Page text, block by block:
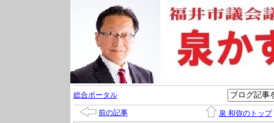
総合ポータル
前の記事
泉 和弥のトップ